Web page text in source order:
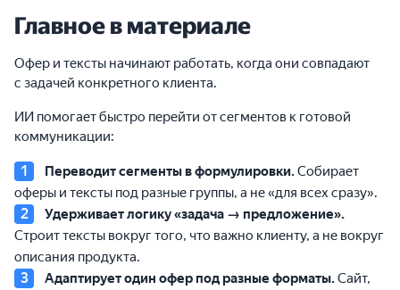
Главное в материале
Офер и тексты начинают работать, когда они совпадают
с задачей конкретного клиента.
ИИ помогает быстро перейти от сегментов к готовой
коммуникации:
Переводит сегменты в формулировки.Собирает
оферы и тексты под разные группы, а не «для всех сразу».
Удерживает логику «задача → предложение».
Строит тексты вокруг того, что важно клиенту, а не вокруг
описания продукта.
Адаптирует один офер под разные форматы.Сайт,